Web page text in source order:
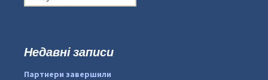
о
:Недавні записи
Партнери завершили